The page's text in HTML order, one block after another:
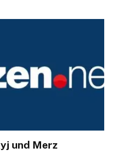
und Merz